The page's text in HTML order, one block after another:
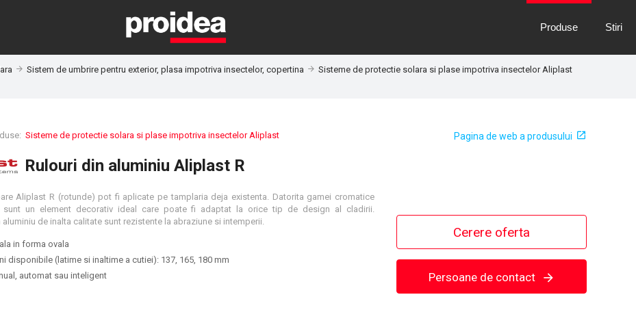
Produse Stiri
Sistem de umbrire pentru exterior, plasa impotriva insectelor, copertina
Sisteme de protectie solara si plase impotriva insectelor Aliplast
Sisteme de protectie solara si plase impotriva insectelor Aliplast Pagina de web a produsului
Rulouri din aluminiu Aliplast R
Aliplast R (rotunde) pot fi aplicate pe tamplaria deja existenta. Datorita gamei cromatice
sunt un element decorativ ideal care poate fi adaptat la orice tip de design al cladirii.
aluminiu de inalta calitate sunt rezistente la abraziune si intemperii.
in forma ovala
disponibile (latime si inaltime a cutiei): 137, 165, 180 mm
automat sau inteligent
Cerere oferta
Persoane de contact